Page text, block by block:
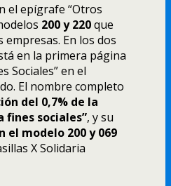
el epígrafe “Otros
200 y 220que
En los dos
en la primera página
Sociales” en el
El nombre completo
del 0,7% de la
sociales”, y su
el modelo 200 y 069
X Solidaria